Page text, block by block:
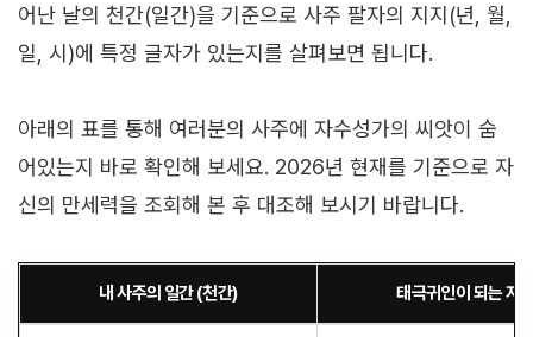
어난 날의 천간(일간)을 기준으로 사주 팔자의 지지(년, 월,
일, 시)에 특정 글자가 있는지를 살펴보면 됩니다.
아래의 표를 통해 여러분의 사주에 자수성가의 씨앗이 숨
어있는지 바로 확인해 보세요. 2026년 현재를 기준으로 자
신의 만세력을 조회해 본 후 대조해 보시기 바랍니다.
내 사주의 일간 (천간) 태극귀인이 되는 지